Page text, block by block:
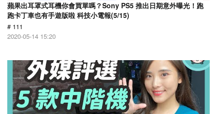
蘋果出耳罩式耳機你會買單嗎？Sony PS5 推出日期意外曝光！跑
跑卡丁車也有手遊版啦 科技小電報(5/15)
# 111
2020-05-14 15:20